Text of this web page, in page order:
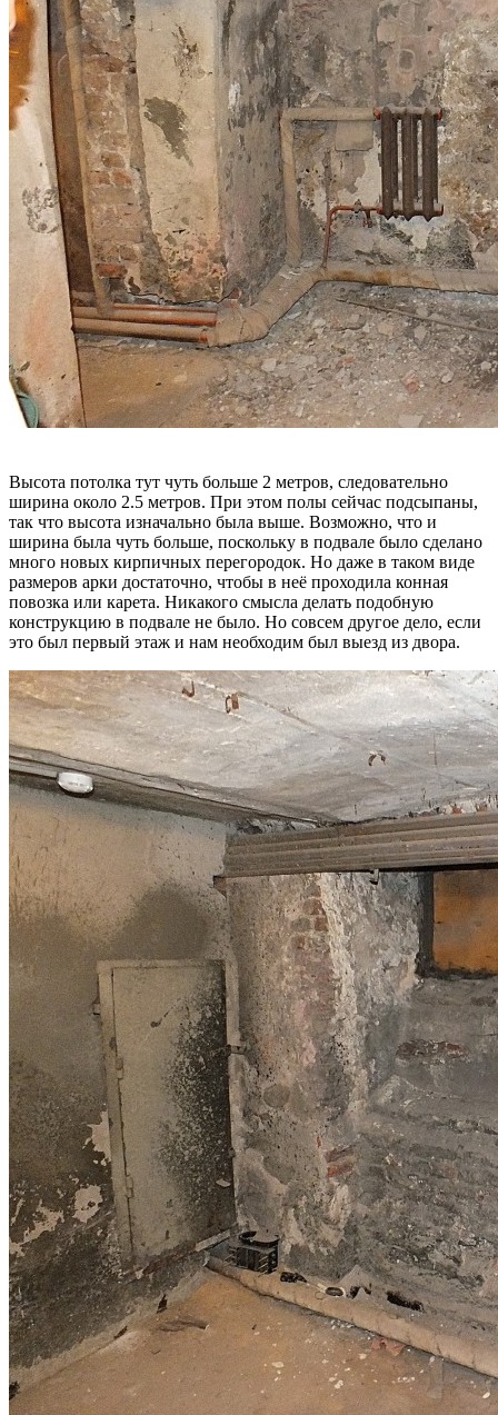
Высота потолка тут чуть больше 2 метров, следовательно
ширина около 2.5 метров. При этом полы сейчас подсыпаны,
так что высота изначально была выше. Возможно, что и
ширина была чуть больше, поскольку в подвале было сделано
много новых кирпичных перегородок. Но даже в таком виде
размеров арки достаточно, чтобы в неё проходила конная
повозка или карета. Никакого смысла делать подобную
конструкцию в подвале не было. Но совсем другое дело, если
это был первый этаж и нам необходим был выезд из двора.